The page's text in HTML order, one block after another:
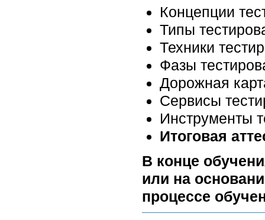
Концепции
Типы
Техники
Фазы
Дорожная
Сервисы
Инструменты
Итоговая
В конце
или на
процессе